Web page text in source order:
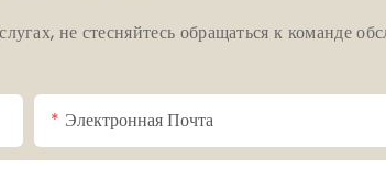
не стесняйтесь обращаться к команде
Электронная Почта